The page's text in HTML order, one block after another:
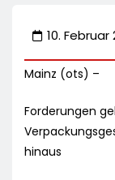
10. Februar
Mainz (ots) –
Forderungen
hinaus